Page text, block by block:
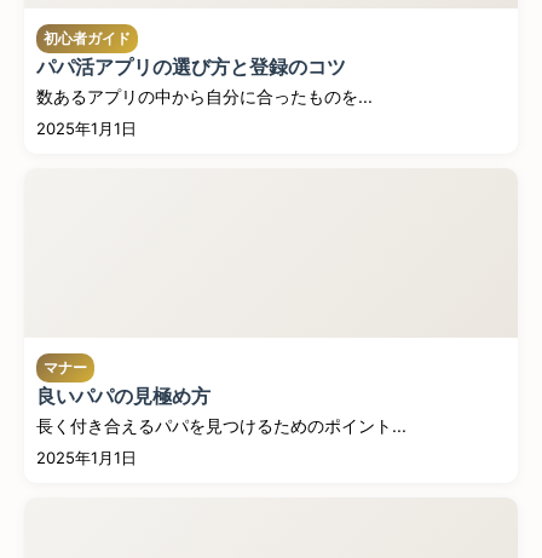
初心者ガイド
パパ活アプリの選び方と登録のコツ
数あるアプリの中から自分に合ったものを...
2025年1月1日
マナー
良いパパの見極め方
長く付き合えるパパを見つけるためのポイント...
2025年1月1日